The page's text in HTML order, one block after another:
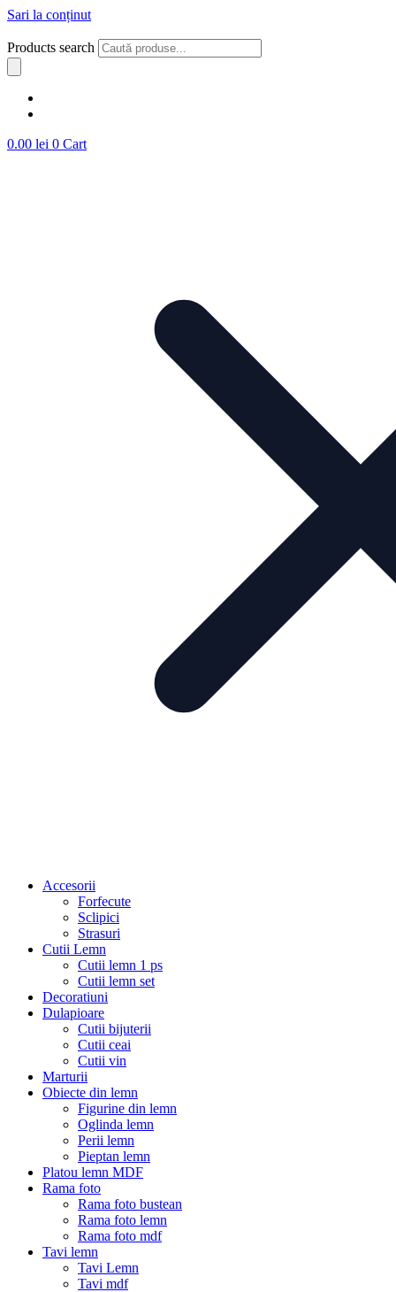
Sari la conținut
Products search
0.00 lei 0 Cart
Accesorii
Forfecute
Sclipici
Strasuri
Cutii Lemn
Cutii lemn 1 ps
Cutii lemn set
Decoratiuni
Dulapioare
Cutii bijuterii
Cutii ceai
Cutii vin
Marturii
Obiecte din lemn
Figurine din lemn
Oglinda lemn
Perii lemn
Pieptan lemn
Platou lemn MDF
Rama foto
Rama foto bustean
Rama foto lemn
Rama foto mdf
Tavi lemn
Tavi Lemn
Tavi mdf